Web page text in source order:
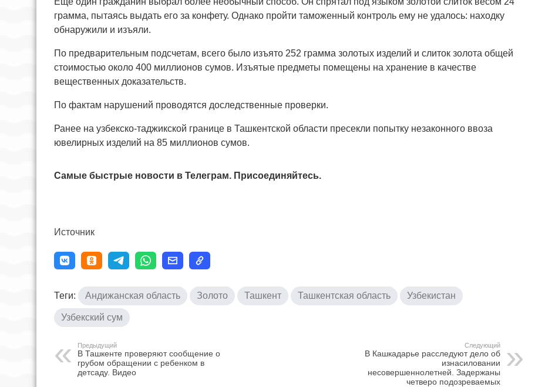
грамма, пытаясь выдать его за конфету. Однако пройти таможенный контроль ему не удалось: находку
обнаружили и изъяли.
По предварительным подсчетам, всего было изъято 252 грамма золотых изделий и слиток золота общей
стоимостью около 400 миллионов сумов. Изъятые предметы помещены на хранение в качестве
вещественных доказательств.
По фактам нарушений проводятся доследственные проверки.
Ранее на узбекско-таджикской границе в Ташкентской области пресекли попытку незаконного ввоза
ювелирных изделий на 85 миллионов сумов.
Самые быстрые новости в Телеграм. Присоединяйтесь.
Источник
Теги: Андижанская область Золото Ташкент Ташкентская область Узбекистан
Узбекский сум
Предыдущий
В Ташкенте проверяют сообщение о
грубом обращении с ребенком в
детсаду. Видео
Следующий
В Кашкадарье расследуют дело об
изнасиловании
несовершеннолетней. Задержаны
четверо подозреваемых